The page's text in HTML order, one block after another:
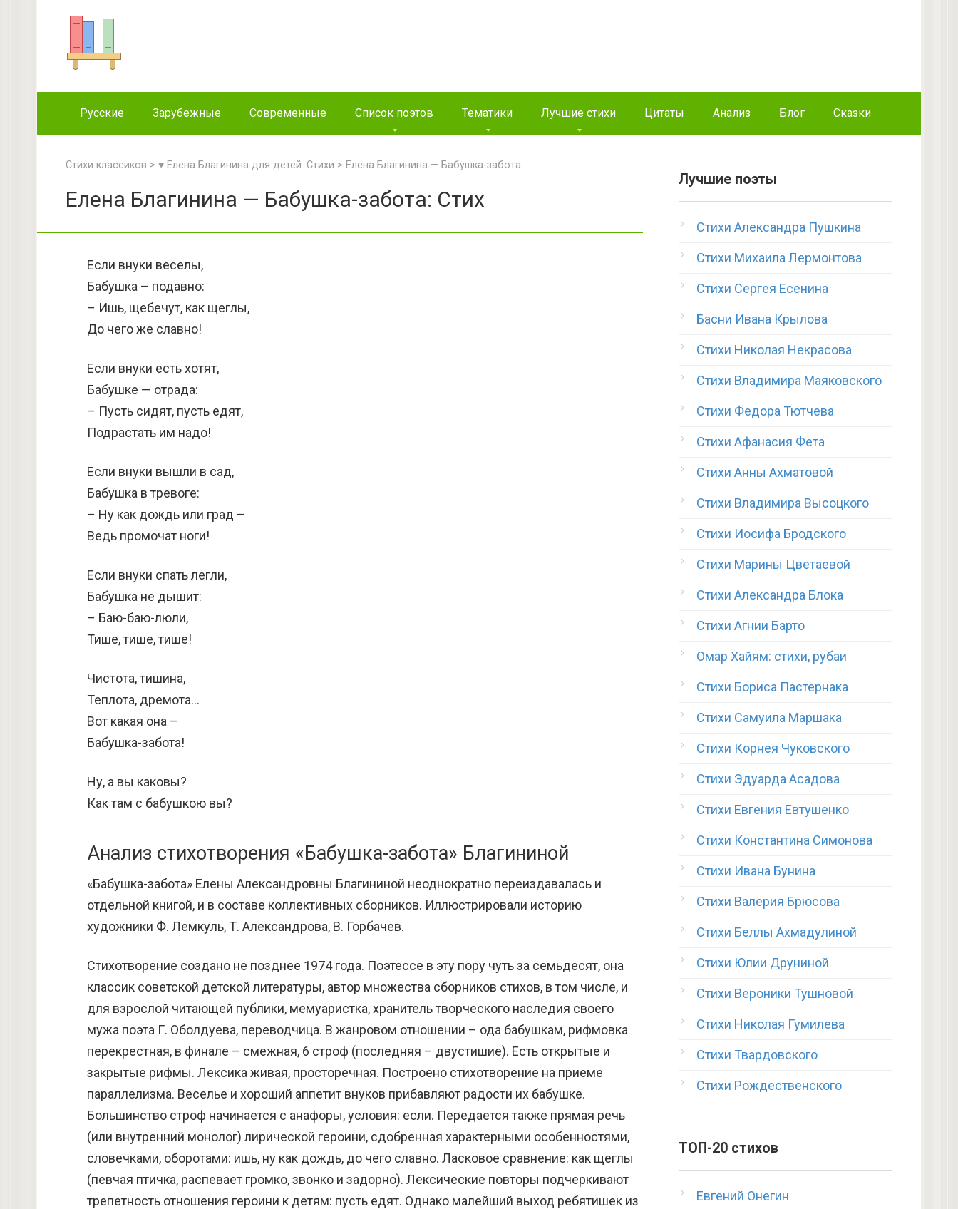
Русские Зарубежные Современные Список поэтов Тематики Лучшие стихи Цитаты Анализ Блог Сказки
Стихи классиков > ♥ Елена Благинина для детей: Стихи > Елена Благинина — Бабушка-забота
Елена Благинина — Бабушка-забота: Стих
Если внуки веселы,
Бабушка – подавно:
– Ишь, щебечут, как щеглы,
До чего же славно!
Если внуки есть хотят,
Бабушке — отрада:
– Пусть сидят, пусть едят,
Подрастать им надо!
Если внуки вышли в сад,
Бабушка в тревоге:
– Ну как дождь или град –
Ведь промочат ноги!
Если внуки спать легли,
Бабушка не дышит:
– Баю-баю-люли,
Тише, тише, тише!
Чистота, тишина,
Теплота, дремота…
Вот какая она –
Бабушка-забота!
Ну, а вы каковы?
Как там с бабушкою вы?
Анализ стихотворения «Бабушка-забота» Благининой
«Бабушка-забота» Елены Александровны Благининой неоднократно переиздавалась и
отдельной книгой, и в составе коллективных сборников. Иллюстрировали историю
художники Ф. Лемкуль, Т. Александрова, В. Горбачев.
Стихотворение создано не позднее 1974 года. Поэтессе в эту пору чуть за семьдесят, она
классик советской детской литературы, автор множества сборников стихов, в том числе, и
для взрослой читающей публики, мемуаристка, хранитель творческого наследия своего
мужа поэта Г. Оболдуева, переводчица. В жанровом отношении – ода бабушкам, рифмовка
перекрестная, в финале – смежная, 6 строф (последняя – двустишие). Есть открытые и
закрытые рифмы. Лексика живая, просторечная. Построено стихотворение на приеме
параллелизма. Веселье и хороший аппетит внуков прибавляют радости их бабушке.
Большинство строф начинается с анафоры, условия: если. Передается также прямая речь
(или внутренний монолог) лирической героини, сдобренная характерными особенностями,
словечками, оборотами: ишь, ну как дождь, до чего славно. Ласковое сравнение: как щеглы
(певчая птичка, распевает громко, звонко и задорно). Лексические повторы подчеркивают
трепетность отношения героини к детям: пусть едят. Однако малейший выход ребятишек из
Лучшие поэты
Стихи Александра Пушкина
Стихи Михаила Лермонтова
Стихи Сергея Есенина
Басни Ивана Крылова
Стихи Николая Некрасова
Стихи Владимира Маяковского
Стихи Федора Тютчева
Стихи Афанасия Фета
Стихи Анны Ахматовой
Стихи Владимира Высоцкого
Стихи Иосифа Бродского
Стихи Марины Цветаевой
Стихи Александра Блока
Стихи Агнии Барто
Омар Хайям: стихи, рубаи
Стихи Бориса Пастернака
Стихи Самуила Маршака
Стихи Корнея Чуковского
Стихи Эдуарда Асадова
Стихи Евгения Евтушенко
Стихи Константина Симонова
Стихи Ивана Бунина
Стихи Валерия Брюсова
Стихи Беллы Ахмадулиной
Стихи Юлии Друниной
Стихи Вероники Тушновой
Стихи Николая Гумилева
Стихи Твардовского
Стихи Рождественского
ТОП-20 стихов
Евгений Онегин